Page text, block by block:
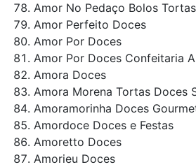
Amor No Pedaço Bolos
Amor Perfeito Doces
Amor Por Doces
Amor Por Doces Confeitaria
Amora Doces
Amora Morena Tortas Doces
Amoramorinha Doces
Amordoce Doces e Festas
Amoretto Doces
Amorieu Doces